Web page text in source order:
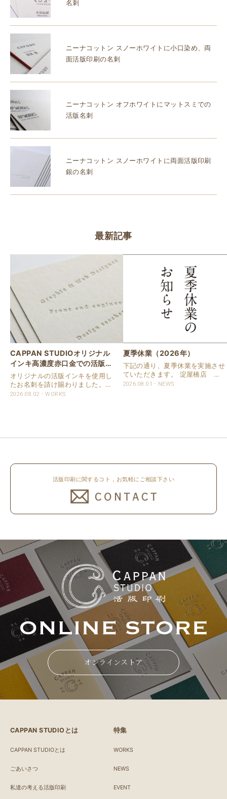
名刺
ニーナコットン スノーホワイトに小口染め、両
面活版印刷の名刺
ニーナコットン オフホワイトにマットスミでの
活版名刺
ニーナコットン スノーホワイトに両面活版印刷
銀の名刺
最新記事
CAPPAN STUDIOオリジナル
インキ高濃度赤口金での活版名
刺
オリジナルの活版インキを使用し
たお名刺を請け賜わりました。
用紙は新バフン紙Nのきぬを使用
2026.08.02 WORKS
夏季休業（2026年）
下記の通り、夏季休業を実施させ
ていただきます。 淀屋橋店 通
常営業いたします。 奈良店 8月
2026.08.01 NEWS
活版印刷に関するコト，お気軽にご相談下さい
オンラインストア
CAPPAN STUDIOとは
CAPPAN STUDIOとは
ごあいさつ
私達の考える活版印刷
特集
WORKS
NEWS
EVENT